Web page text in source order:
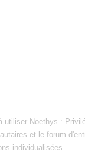
utiliser Noethys :
et le forum
individualisées.